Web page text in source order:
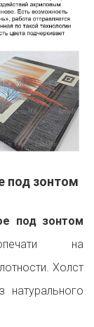
под зонтом
под зонтом
на
Холст
натурального